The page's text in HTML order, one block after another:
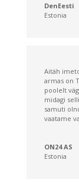
DenEesti
Estonia
Aitäh
armas on
poolelt
midagi
samuti
vaatame
ON24 AS
Estonia